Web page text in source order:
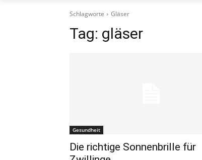
Schlagworte Gläser
Tag: gläser
Gesundheit
Die richtige Sonnenbrille für